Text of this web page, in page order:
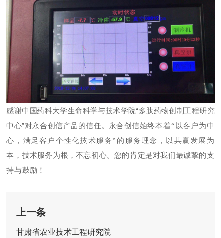
感谢中国药科大学生命科学与技术学院“多肽药物创制工程研究
中心”对永合创信产品的信任。永合创信始终本着“以客户为中
心，满足客户个性化技术服务”的服务理念，以共赢发展为
本，技术服务为根，不忘初心。您的肯定是对我们最诚挚的支
持与鼓励！
上一条
甘肃省农业技术工程研究院